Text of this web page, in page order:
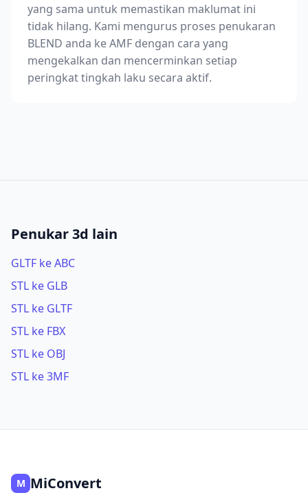
yang sama untuk memastikan maklumat ini
tidak hilang. Kami mengurus proses penukaran
BLEND anda ke AMF dengan cara yang
mengekalkan dan mencerminkan setiap
peringkat tingkah laku secara aktif.
Penukar 3d lain
GLTF ke ABC
STL ke GLB
STL ke GLTF
STL ke FBX
STL ke OBJ
STL ke 3MF
M MiConvert